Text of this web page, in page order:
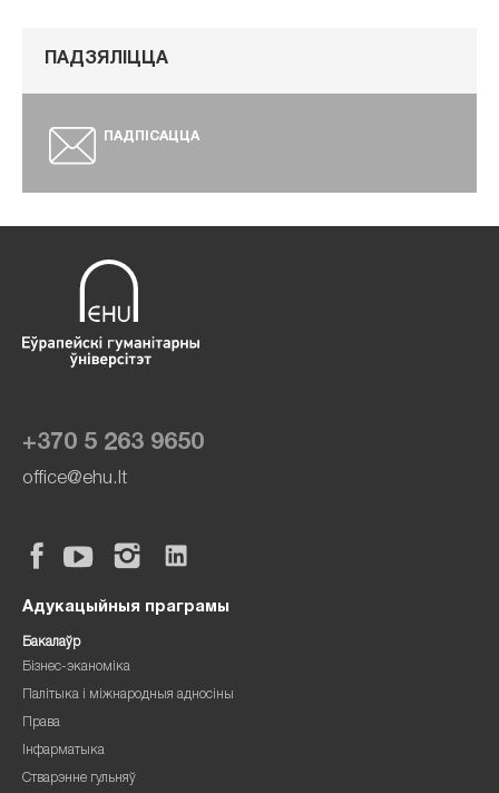
ПАДЗЯЛІЦЦА
ПАДПІСАЦЦА
+370 5 263 9650
office@ehu.lt
Адукацыйныя праграмы
Бакалаўр
Бізнес-эканоміка
Палітыка і міжнародныя адносіны
Права
Інфарматыка
Стварэнне гульняў